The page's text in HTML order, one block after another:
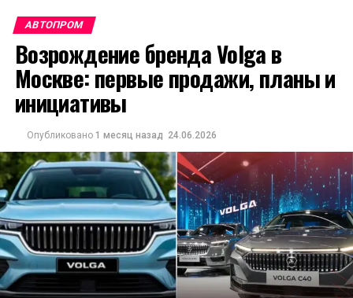
АВТОПРОМ
Возрождение бренда Volga в
Москве: первые продажи, планы и
инициативы
Опубликовано 1 месяц назад 24.06.2026